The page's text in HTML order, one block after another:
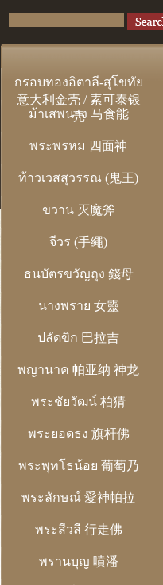
กรอบทองอิตาลี-สุโขทัย
意大利金壳 / 素可泰银
壳
ม้าเสพนาง 马食能
พระพรหม 四面神
ท้าวเวสสุวรรณ (鬼王)
ขวาน 灭魔斧
จีวร (手繩)
ธนบัตรขวัญถุง 錢母
นางพราย 女靈
ปลัดขิก 巴拉吉
พญานาค 帕亚纳 神龙
พระชัยวัฒน์ 柏猜
พระยอดธง 旗杆佛
พระพุทโธน้อย 葡萄乃
พระลักษณ์ 愛神帕拉
พระสีวลี 行走佛
พรานบุญ 噴潘